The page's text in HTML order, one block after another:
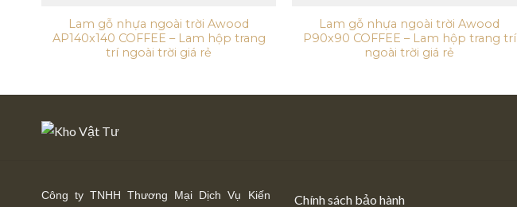
Lam gỗ nhựa ngoài trời Awood
AP140x140 COFFEE – Lam hộp trang
trí ngoài trời giá rẻ
Lam gỗ nhựa ngoài trời Awood
P90x90 COFFEE – Lam hộp trang trí
ngoài trời giá rẻ
Công ty TNHH Thương Mại Dịch Vụ Kiến Chính sách bảo hành